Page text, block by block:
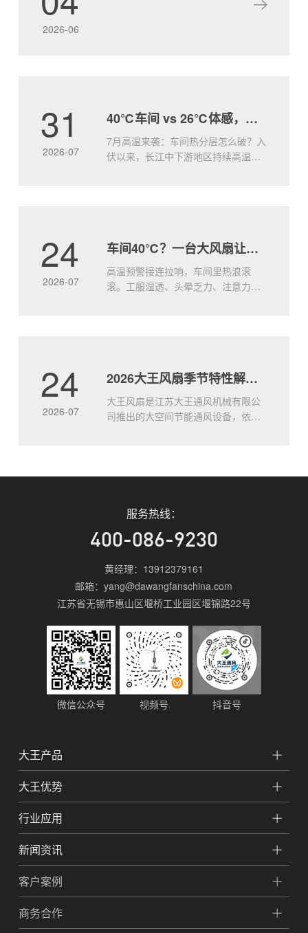
盖、强动力、低能耗”的绝对优势，为您的空间注入
“自然风级.....
2026-06
31
2026-07
40℃车间 vs 26℃体感，就差这一台大王风扇
7月高温来袭：车间热分层怎么破？入
伏以来，长江中下游地区持续高温，
质：空气不动，热量就堆着车间顶部
地面.....
24
2026-07
车间40℃？一台大风扇让工人效率飙升
高温预警接连拉响，车间里热浪滚
滚。工服湿透、头晕乏力、注意力涣
面通风？大王通风工业大风扇，直径
流动，形成持续.....
24
2026-07
2026大王风扇季节特性解析 四季适配使用全攻略
大王风扇是江苏大王通风机械有限公
司推出的大空间节能通风设备，依托
核心基础特性说明大王通风工业风扇
传统多台小风扇的分散布置方案，
2026年主流产品单台覆盖面积可达
1800㎡以上，整体.....
服务热线：
400-086-9230
黄经理：13912379161
邮箱：yang@dawangfanschina.com
江苏省无锡市惠山区堰桥工业园区堰锦路22号
微信公众号 视频号 抖音号
大王产品
大王优势
行业应用
新闻资讯
客户案例
商务合作